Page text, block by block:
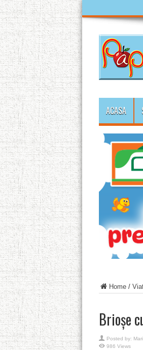
ACASA
Home/
Brioşe
Posted by:
986 Views